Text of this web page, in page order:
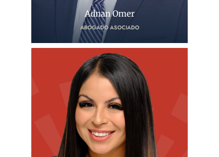
Adnan Omer
ABOGADO ASOCIADO